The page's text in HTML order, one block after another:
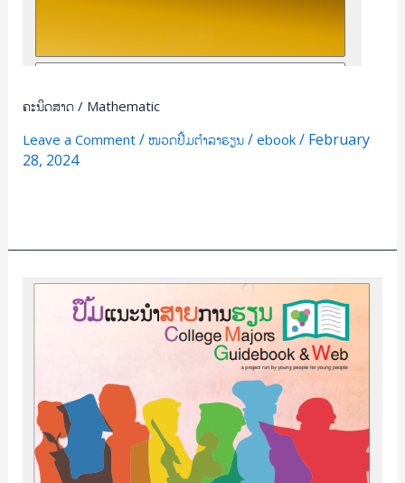
ຄະນິດສາດ / Mathematic
Leave a Comment / ໜວດປຶ້ມຕຳລາຮຽນ/ ebook / February
28, 2024
ປຶ້ມ
College
Majors
Guidebook&web